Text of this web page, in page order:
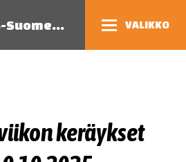
Kaakkois-Suomen eläinsuojeluyhdistys VALIKKO
keräykset